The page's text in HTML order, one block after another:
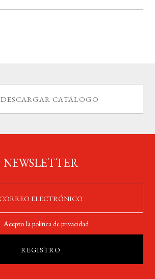
DESCARGAR CATÁLOGO
NEWSLETTER
Acepto lapolítica de privacidad